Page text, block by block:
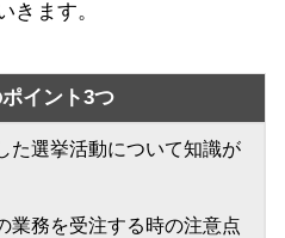
きます。
イント3つ
た選挙活動について知識が
業務を受注する時の注意点